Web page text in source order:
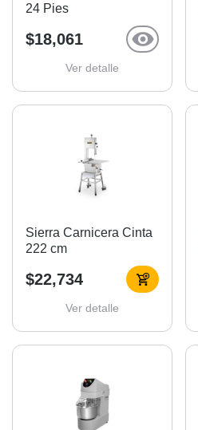
24 Pies
$18,061
Ver detalle
Sierra Carnicera Cinta
222 cm
$22,734
Ver detalle